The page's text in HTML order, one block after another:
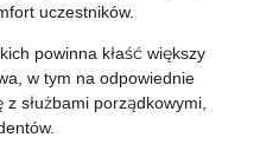
uczestników.
powinna kłaść większy
w tym na odpowiednie
służbami porządkowymi,